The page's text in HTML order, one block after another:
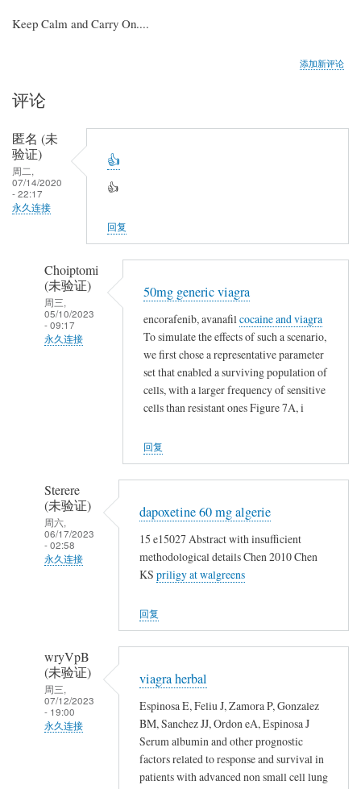
Keep Calm and Carry On....
添加新评论
评论
匿名 (未
验证)
周二,
07/14/2020
- 22:17
永久连接
👍
👍
回复
Choiptomi
(未验证)
周三,
05/10/2023
- 09:17
永久连接
复
👍
50mg generic viagra
encorafenib, avanafil cocaine and viagra
To simulate the effects of such a scenario,
we first chose a representative parameter
set that enabled a surviving population of
cells, with a larger frequency of sensitive
cells than resistant ones Figure 7A, i
回复
Sterere
(未验证)
周六,
06/17/2023
- 02:58
永久连接
证)
回
复
👍
dapoxetine 60 mg algerie
15 e15027 Abstract with insufficient
methodological details Chen 2010 Chen
KS priligy at walgreens
回复
wryVpB
(未验证)
周三,
07/12/2023
- 19:00
永久连接
viagra herbal
Espinosa E, Feliu J, Zamora P, Gonzalez
BM, Sanchez JJ, Ordon eA, Espinosa J
Serum albumin and other prognostic
factors related to response and survival in
patients with advanced non small cell lung